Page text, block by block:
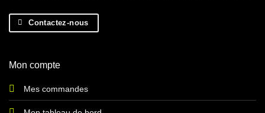
Contactez-nous
Mon compte
Mes commandes